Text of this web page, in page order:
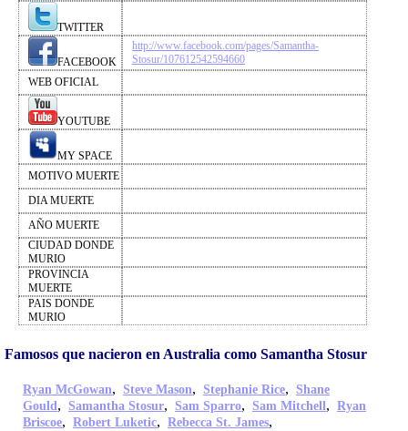
TWITTER
FACEBOOK
http://www.facebook.com/pages/Samantha-
Stosur/107612542594660
WEB OFICIAL
YOUTUBE
MY SPACE
MOTIVO MUERTE
DIA MUERTE
AÑO MUERTE
CIUDAD DONDE
MURIO
PROVINCIA
MUERTE
PAIS DONDE
MURIO
Famosos que nacieron en Australia como Samantha Stosur
Ryan McGowan, Steve Mason, Stephanie Rice, Shane
Gould, Samantha Stosur, Sam Sparro, Sam Mitchell, Ryan
Briscoe, Robert Luketic, Rebecca St. James,